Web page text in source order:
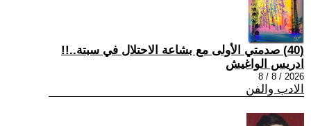
(40) صدمتي الأولى مع بشاعة الاحتلال في سبتة..!!
ادريس الواغيش
2026 / 8 / 8
الادب والفن